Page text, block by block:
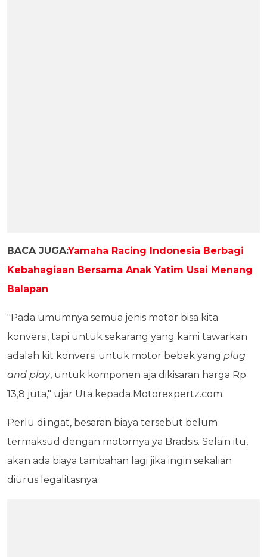
BACA JUGA:Yamaha Racing Indonesia Berbagi
Kebahagiaan Bersama Anak Yatim Usai Menang
Balapan
"Pada umumnya semua jenis motor bisa kita
konversi, tapi untuk sekarang yang kami tawarkan
adalah kit konversi untuk motor bebek yang plug
and play, untuk komponen aja dikisaran harga Rp
13,8 juta," ujar Uta kepada Motorexpertz.com.
Perlu diingat, besaran biaya tersebut belum
termaksud dengan motornya ya Bradsis. Selain itu,
akan ada biaya tambahan lagi jika ingin sekalian
diurus legalitasnya.